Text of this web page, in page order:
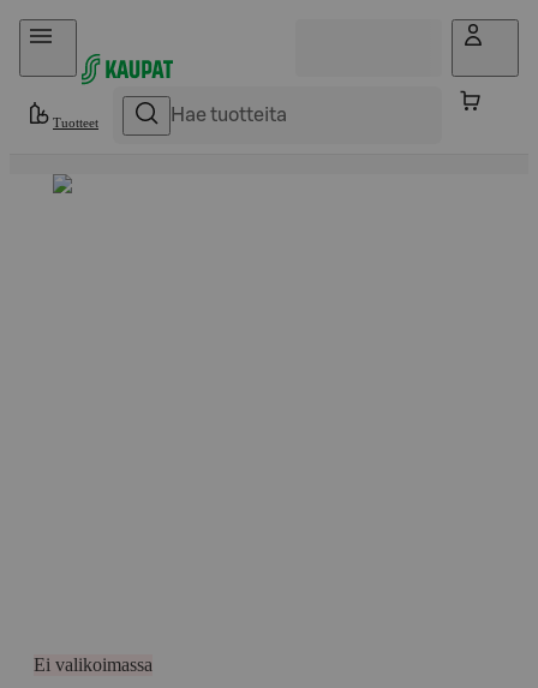
Hyppää sisältöön
Tuotteet
Ei valikoimassa